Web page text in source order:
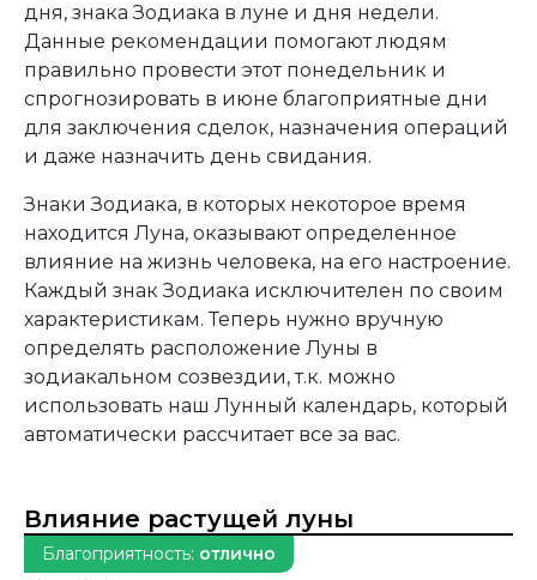
дня, знака Зодиака в луне и дня недели.
Данные рекомендации помогают людям
правильно провести этот понедельник и
спрогнозировать в июне благоприятные дни
для заключения сделок, назначения операций
и даже назначить день свидания.
Знаки Зодиака, в которых некоторое время
находится Луна, оказывают определенное
влияние на жизнь человека, на его настроение.
Каждый знак Зодиака исключителен по своим
характеристикам. Теперь нужно вручную
определять расположение Луны в
зодиакальном созвездии, т.к. можно
использовать наш Лунный календарь, который
автоматически рассчитает все за вас.
Влияние растущей луны
Благоприятность: отлично